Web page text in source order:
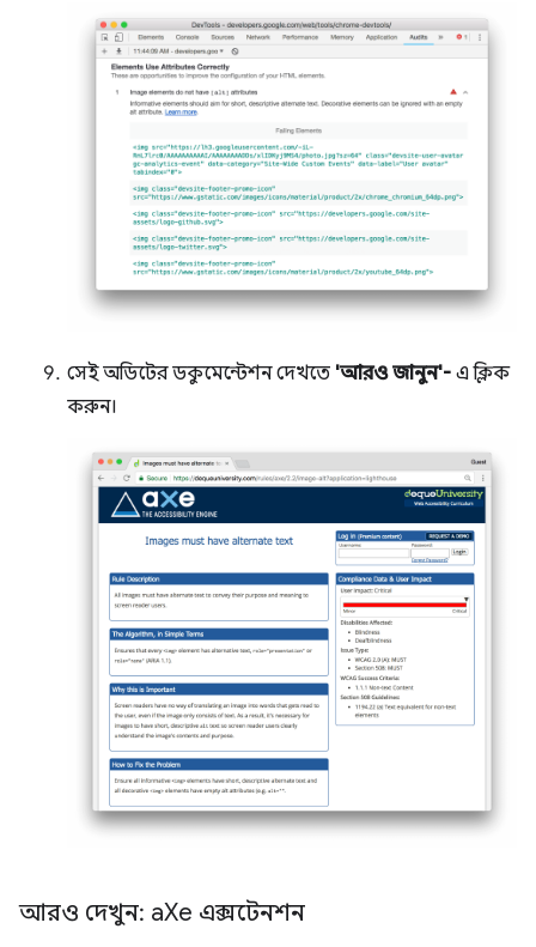
সেই অডিটের ডকুমেন্টেশন দেখতে 'আরও জানুন'- এ ক্লিক
করুন।
আরও দেখুন: aXe এক্সটেনশন